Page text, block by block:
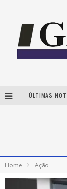
ÚLTIMAS
Home Ação